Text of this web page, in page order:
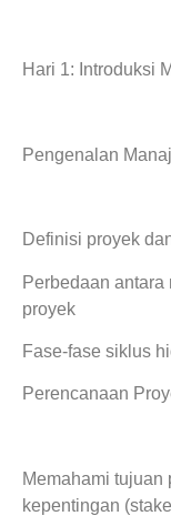
Hari 1: Introduksi
Pengenalan
Definisi proyek
Perbedaan
proyek
Fase-fase siklus
Perencanaan
Memahami tujuan
kepentingan